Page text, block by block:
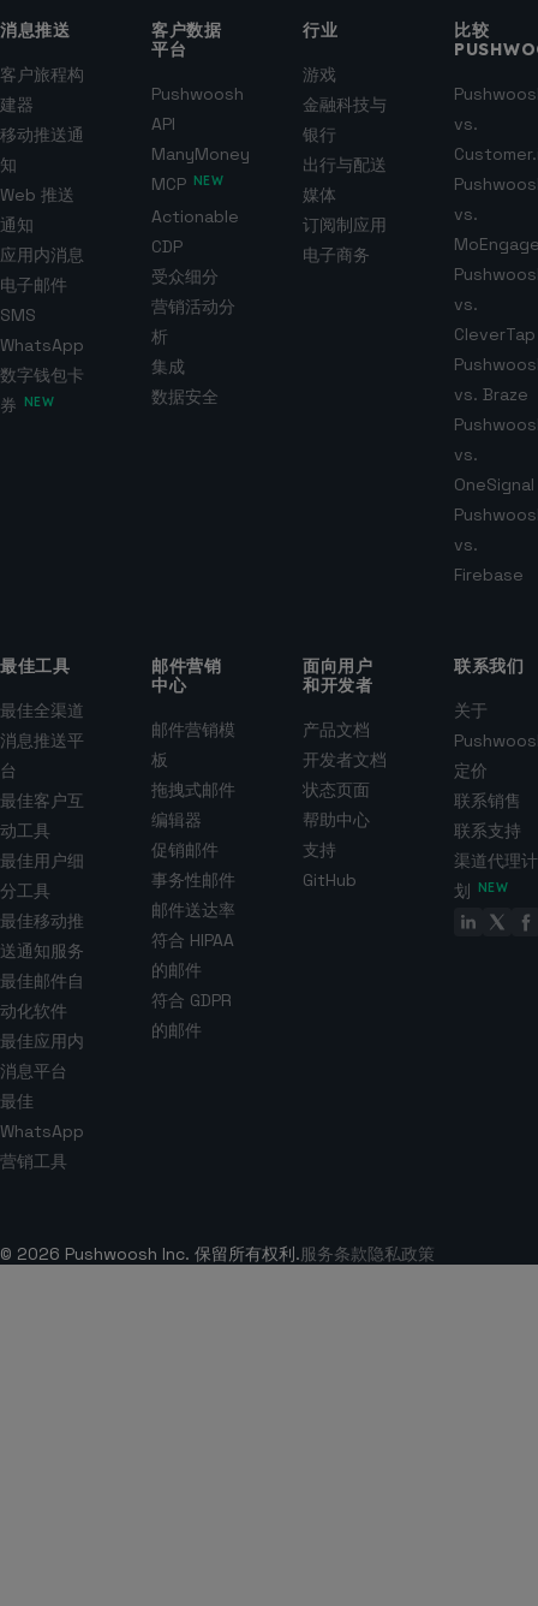
消息推送
客户旅程构
建器
移动推送通
知
Web 推送
通知
应用内消息
电子邮件
SMS
WhatsApp
数字钱包卡
券
NEW
客户数据
平台
Pushwoosh
API
ManyMoney
MCP
NEW
Actionable
CDP
受众细分
营销活动分
析
集成
数据安全
行业
游戏
金融科技与
银行
出行与配送
媒体
订阅制应用
电子商务
比较
vs.
vs.
vs.
CleverTap
vs. Braze
vs.
OneSignal
vs.
Firebase
最佳工具
最佳全渠道
消息推送平
台
最佳客户互
动工具
最佳用户细
分工具
最佳移动推
送通知服务
最佳邮件自
动化软件
最佳应用内
消息平台
最佳
WhatsApp
营销工具
邮件营销
中心
邮件营销模
板
拖拽式邮件
编辑器
促销邮件
事务性邮件
邮件送达率
符合 HIPAA
的邮件
符合 GDPR
的邮件
面向用户
和开发者
产品文档
开发者文档
状态页面
帮助中心
支持
GitHub
联系我们
关于
定价
联系销售
联系支持
渠道代理计
划
NEW
© 2026 Pushwoosh Inc. 保留所有权利.服务条款隐私政策